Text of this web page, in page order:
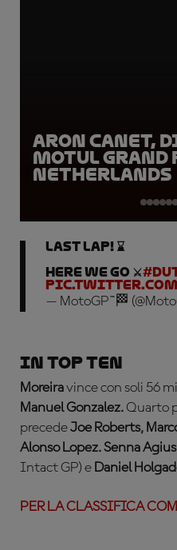
Aron Canet,
Motul
Netherlands
LAST LAP! ⌛
HERE WE GO ⚔️
pic.twitter.com/
— MotoGP™🏁
In top ten
Moreiravince con soli 56
Manuel Gonzalez. Quarto
precedeJoe Roberts,
Alonso Lopez.Senna Agius
Intact GP) e Daniel
PER LA CLASSIFICA